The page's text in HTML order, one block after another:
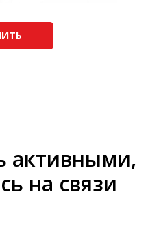
активными,
на связи